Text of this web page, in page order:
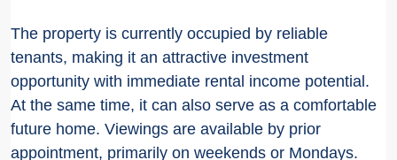
The property is currently occupied by reliable
tenants, making it an attractive investment
opportunity with immediate rental income potential.
At the same time, it can also serve as a comfortable
future home. Viewings are available by prior
appointment, primarily on weekends or Mondays.